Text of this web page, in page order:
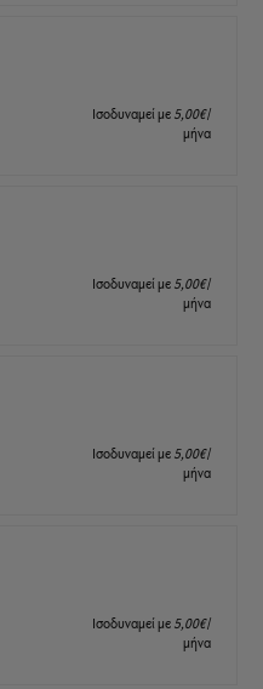
Ισοδυναμεί με 5,00€/
μήνα
Ισοδυναμεί με 5,00€/
μήνα
Ισοδυναμεί με 5,00€/
μήνα
Ισοδυναμεί με 5,00€/
μήνα